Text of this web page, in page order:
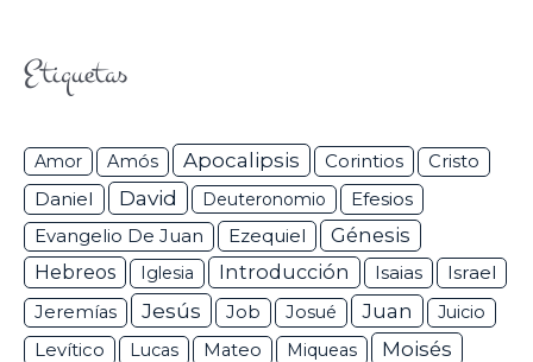
Etiquetas
Amor Amós Apocalipsis Corintios Cristo
Daniel David Deuteronomio Efesios
Evangelio De Juan Ezequiel
Génesis
Hebreos
Iglesia Introducción Isaias Israel
Jeremías Jesús Job Josué Juan
Juicio
Levítico
Lucas Mateo Miqueas Moisés